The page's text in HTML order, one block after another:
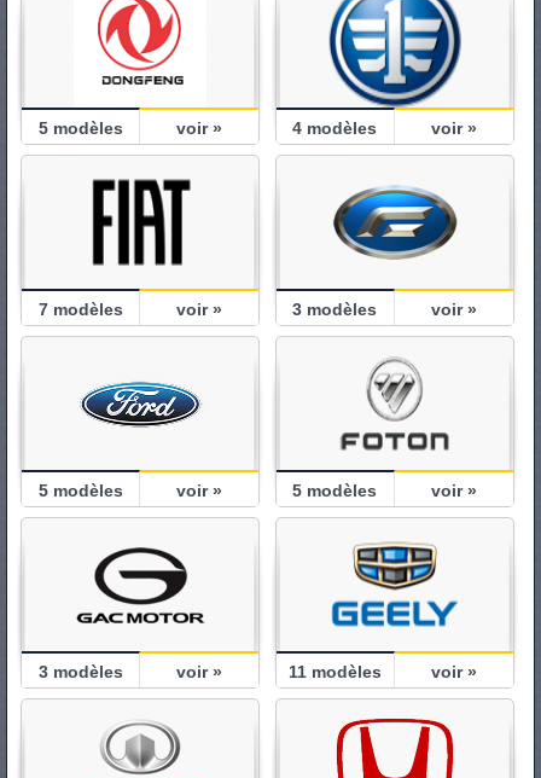
5modèles voir » 4 modèles voir »
7modèles voir » 3 modèles voir »
5modèles voir » 5 modèles voir »
3modèles voir » 11modèles voir »